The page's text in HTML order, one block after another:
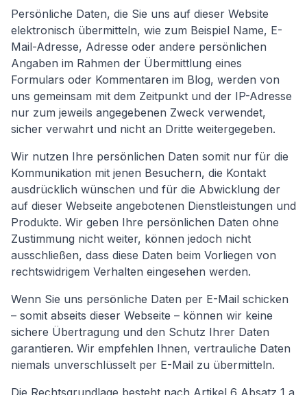
Persönliche Daten, die Sie uns auf dieser Website
elektronisch übermitteln, wie zum Beispiel Name, E-
Mail-Adresse, Adresse oder andere persönlichen
Angaben im Rahmen der Übermittlung eines
Formulars oder Kommentaren im Blog, werden von
uns gemeinsam mit dem Zeitpunkt und der IP-Adresse
nur zum jeweils angegebenen Zweck verwendet,
sicher verwahrt und nicht an Dritte weitergegeben.
Wir nutzen Ihre persönlichen Daten somit nur für die
Kommunikation mit jenen Besuchern, die Kontakt
ausdrücklich wünschen und für die Abwicklung der
auf dieser Webseite angebotenen Dienstleistungen und
Produkte. Wir geben Ihre persönlichen Daten ohne
Zustimmung nicht weiter, können jedoch nicht
ausschließen, dass diese Daten beim Vorliegen von
rechtswidrigem Verhalten eingesehen werden.
Wenn Sie uns persönliche Daten per E-Mail schicken
– somit abseits dieser Webseite – können wir keine
sichere Übertragung und den Schutz Ihrer Daten
garantieren. Wir empfehlen Ihnen, vertrauliche Daten
niemals unverschlüsselt per E-Mail zu übermitteln.
Die Rechtsgrundlage besteht nach Artikel 6 Absatz 1 a